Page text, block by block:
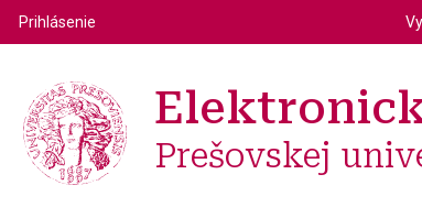
Používateľské menu
Prihlásenie
Prešovskej